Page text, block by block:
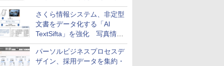
と危機管理広報を一体的に訓
練するプログラムを提供
さくら情報システム、非定型
文書をデータ化する「AI
TextSifta」を強化 写真情報
のデータ化などに対応
パーソルビジネスプロセスデ
ザイン、採用データを集約・